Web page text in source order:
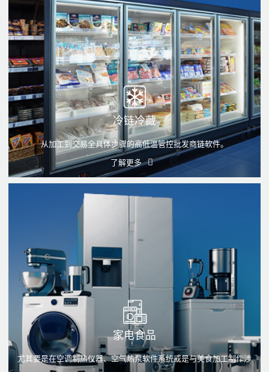
冷链冷藏
从加工到交易全具体步骤的高低温管控批发商链软件。
了解更多
家电食品
尤其要是在空调制热仪器、空气热泵软件系统或是与美食加工制作涉